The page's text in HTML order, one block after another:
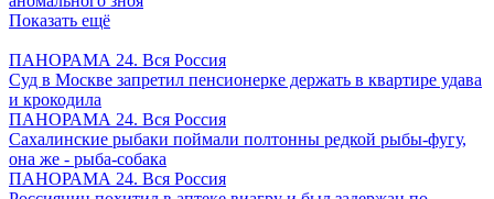
Показать ещё
ПАНОРАМА 24. Вся Россия
Суд в Москве запретил пенсионерке держать в квартире удава
и крокодила
ПАНОРАМА 24. Вся Россия
Сахалинские рыбаки поймали полтонны редкой рыбы-фугу,
она же - рыба-собака
ПАНОРАМА 24. Вся Россия